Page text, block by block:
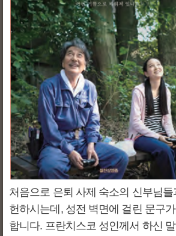
처음으로 은퇴 사제 숙소의 신부님
헌하시는데, 성전 벽면에 걸린 문구
합니다. 프란치스코 성인께서 하신